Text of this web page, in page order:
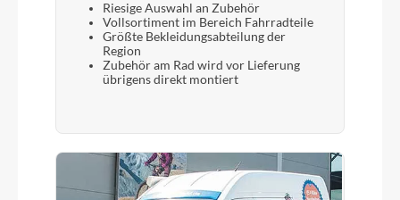
Riesige Auswahl an Zubehör
Vollsortiment im Bereich Fahrradteile
Größte Bekleidungsabteilung der
Region
Zubehör am Rad wird vor Lieferung
übrigens direkt montiert